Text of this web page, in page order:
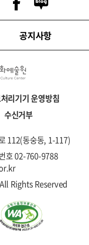
널 이동 네이버블로
페이스북 이동
타그램 이동
공지사항
리기기 운영방침
수신거부
112(동숭동, 1-117)
호 02-760-9788
All Rights Reserved